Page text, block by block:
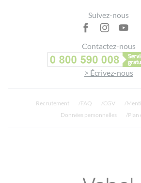
Suivez-nous
Contactez-nous
> Écrivez-nous
Recrutement FAQ CGV
Données personnelles
Plan